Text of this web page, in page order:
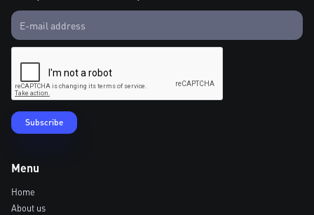
Menu
Home
About us